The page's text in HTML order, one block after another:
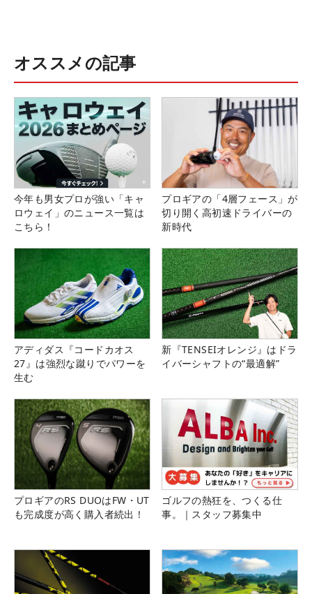
オススメの記事
今年も男女プロが強い「キャ
ロウェイ」のニュース一覧は
こちら！
プロギアの「4層フェース」が
切り開く高初速ドライバーの
新時代
アディダス『コードカオス
27』は強烈な蹴りでパワーを
生む
新『TENSEIオレンジ』はドラ
イバーシャフトの“最適解”
プロギアのRS DUOはFW・UT
も完成度が高く購入者続出！
ゴルフの熱狂を、つくる仕
事。｜スタッフ募集中